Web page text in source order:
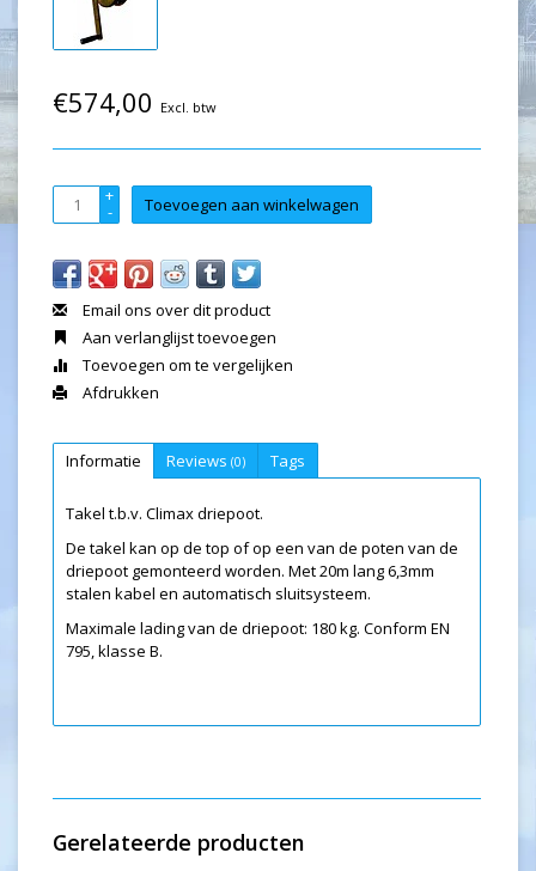
€574,00 Excl. btw
+
- Toevoegen aan winkelwagen
Email ons over dit product
Aan verlanglijst toevoegen
Toevoegen om te vergelijken
Afdrukken
Informatie Reviews (0) Tags
Takel t.b.v. Climax driepoot.
De takel kan op de top of op een van de poten van de
driepoot gemonteerd worden. Met 20m lang 6,3mm
stalen kabel en automatisch sluitsysteem.
Maximale lading van de driepoot: 180 kg. Conform EN
795, klasse B.
Gerelateerde producten